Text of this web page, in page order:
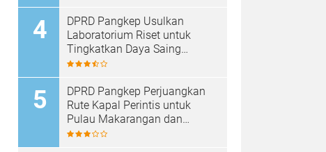
DPRD Pangkep Usulkan
Laboratorium Riset untuk
Tingkatkan Daya Saing
Produk Unggulan
DPRD Pangkep Perjuangkan
Rute Kapal Perintis untuk
Pulau Makarangan dan
Langkoteang